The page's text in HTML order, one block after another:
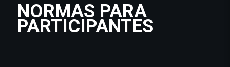
NORMAS PARA
PARTICIPANTES